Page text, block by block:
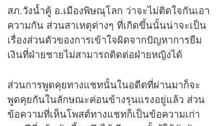
สภ.วังน้ำคู้ อ.เมืองพิษณุโลก ว่าจะไม่ติดใจกันเอา
ความกัน ส่วนสาเหตุต่างๆ ที่เกิดขึ้นนั้นน่าจะเป็น
เรื่องส่วนตัวของการเข้าใจผิดจากปัญหาการยืม
เงินที่ฝ่ายชายไม่สามารถติดต่อฝ่ายหญิงได้
ส่วนการพูดคุยทางแชทนั้นในอดีตที่ผ่านมาก็จะ
พูดคุยกันในลักษณะค่อนข้างรุนแรงอยู่แล้ว ส่วน
ข้อความที่เห็นโพสต์ทางแชทก็เป็นข้อความเก่า